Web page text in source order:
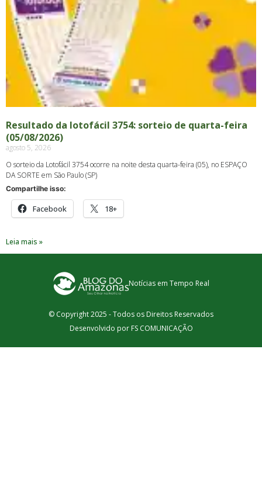
Resultado da lotofácil 3754: sorteio de quarta-feira
(05/08/2026)
agosto 5, 2026
O sorteio da Lotofácil 3754 ocorre na noite desta quarta-feira (05), no ESPAÇO
DA SORTE em São Paulo (SP)
Compartilhe isso:
Facebook 18+
Leia mais »
Notícias em Tempo Real
© Copyright 2025 - Todos os Direitos Reservados
Desenvolvido por FS COMUNICAÇÃO